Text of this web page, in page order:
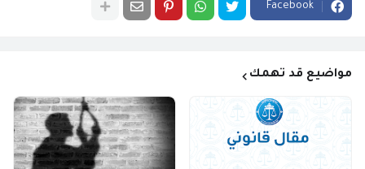
Facebook
مواضيع قد تهمك